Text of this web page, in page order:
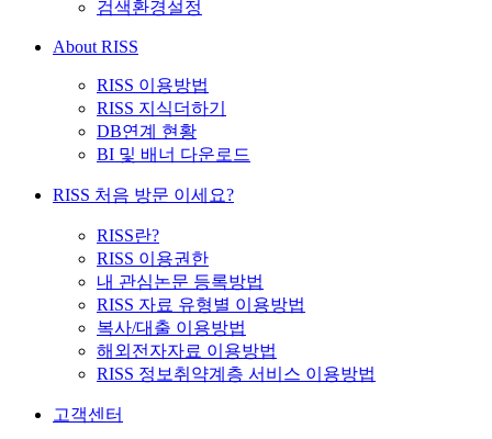
검색환경설정
About RISS
RISS 이용방법
RISS 지식더하기
DB연계 현황
BI 및 배너 다운로드
RISS 처음 방문 이세요?
RISS란?
RISS 이용권한
내 관심논문 등록방법
RISS 자료 유형별 이용방법
복사/대출 이용방법
해외전자자료 이용방법
RISS 정보취약계층 서비스 이용방법
고객센터